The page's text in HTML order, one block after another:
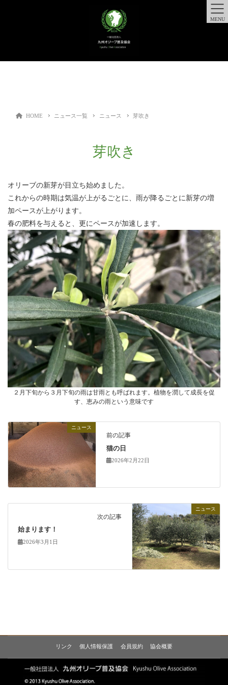
HOME ニュース一覧 ニュース 芽吹き
芽吹き
オリーブの新芽が目立ち始めました。
これからの時期は気温が上がるごとに、雨が降るごとに新芽の増
加ペースが上がります。
春の肥料を与えると、更にペースが加速します。
２月下旬から３月下旬の雨は甘雨とも呼ばれます。植物を潤して成長を促
す、恵みの雨という意味です
ニュース
前の記事
猫の日
2026年2月22日
ニュース
次の記事
始まります！
2026年3月1日
リンク 個人情報保護 会員規約 協会概要
MENU